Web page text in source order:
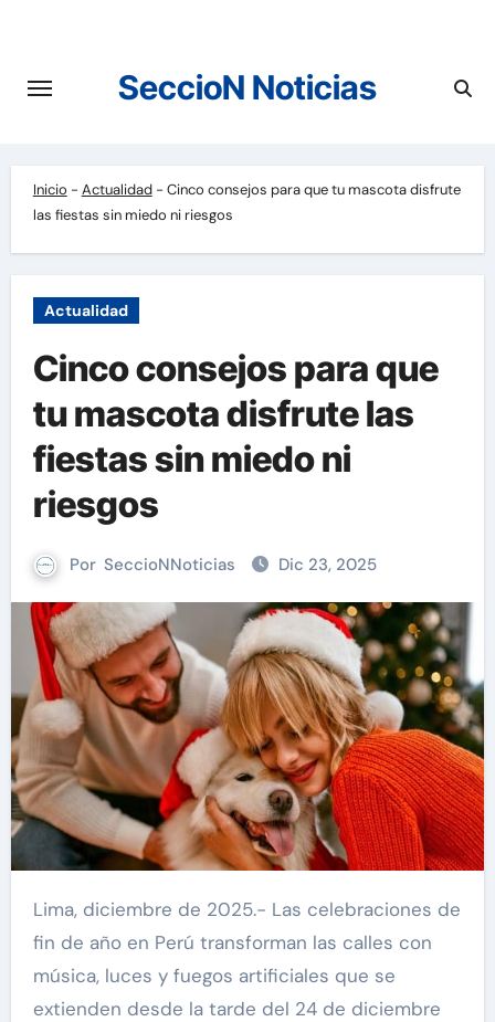
contenido
SeccioN Noticias
Inicio - Actualidad- Cinco consejos para que tu mascota disfrute
las fiestas sin miedo ni riesgos
Actualidad
Cinco consejos para que
tu mascota disfrute las
fiestas sin miedo ni
riesgos
Por SeccioNNoticias Dic 23, 2025
Lima, diciembre de 2025.- Las celebraciones de
fin de año en Perú transforman las calles con
música, luces y fuegos artificiales que se
extienden desde la tarde del 24 de diciembre